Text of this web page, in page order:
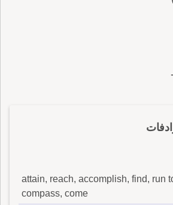
attain, reach, accomplish, find, run
compass, come